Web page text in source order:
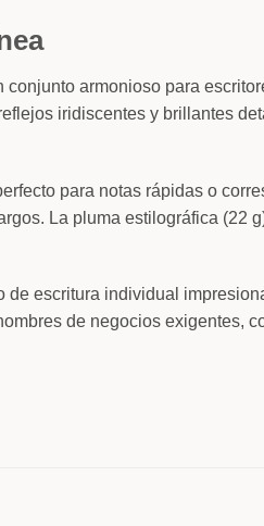
armonioso para
iridiscentes y brillantes
para notas rápidas o
La pluma estilográfica (22
escritura individual
de negocios exigentes,